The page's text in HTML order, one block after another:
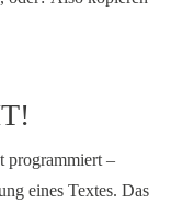
programmiert –
eines Textes. Das